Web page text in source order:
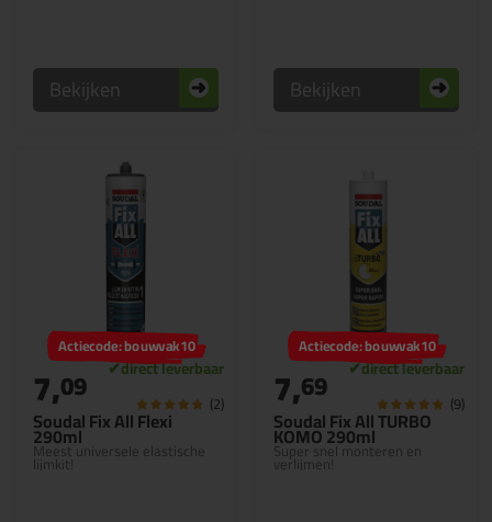
Bekijken Bekijken
Soudal Fix All Flexi
290ml
Meest universele elastische
lijmkit!
Actiecode: bouwvak10
7,09 (2)
Soudal Fix All TURBO
KOMO 290ml
Super snel monteren en
verlijmen!
Actiecode: bouwvak10
7,69 (9)